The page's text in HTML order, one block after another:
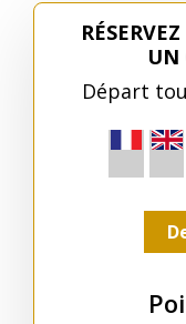
UN
Départ